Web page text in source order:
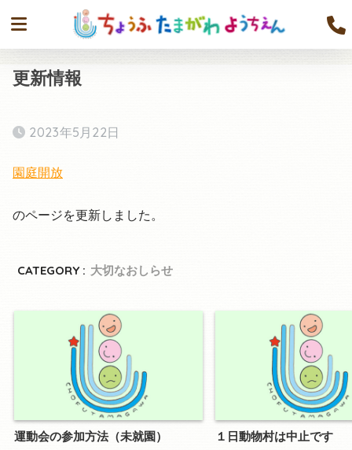
更新情報
2023年5月22日
園庭開放
のページを更新しました。
CATEGORY : 大切なおしらせ
運動会の参加方法（未就園） １日動物村は中止です